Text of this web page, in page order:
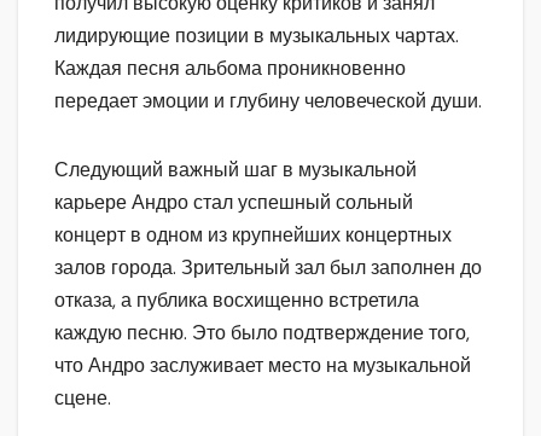
лидирующие позиции в музыкальных чартах.
Каждая песня альбома проникновенно
передает эмоции и глубину человеческой души.
Следующий важный шаг в музыкальной
карьере Андро стал успешный сольный
концерт в одном из крупнейших концертных
залов города. Зрительный зал был заполнен до
отказа, а публика восхищенно встретила
каждую песню. Это было подтверждение того,
что Андро заслуживает место на музыкальной
сцене.